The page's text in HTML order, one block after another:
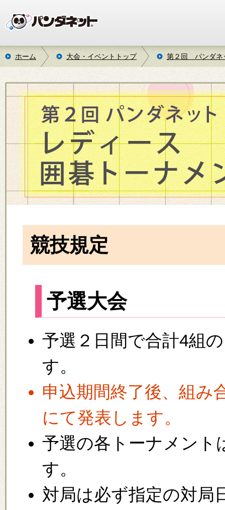
ホーム 大会・イベントトップ 第２回 パンダネ
競技規定
予選大会
予選２日間で合計4組
す。
申込期間終了後、組み
にて発表します。
予選の各トーナメント
す。
対局は必ず指定の対局